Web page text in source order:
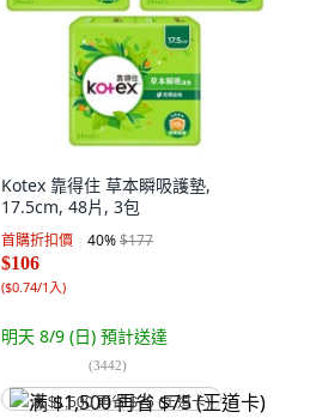
Kotex 靠得住 草本瞬吸護墊,
17.5cm, 48片, 3包
首購折扣價 40%$177
$106
($0.74/1入)
明天 8/9 (日) 預計送達
(3442)
满 $1,500 再省 $75 (王道卡)